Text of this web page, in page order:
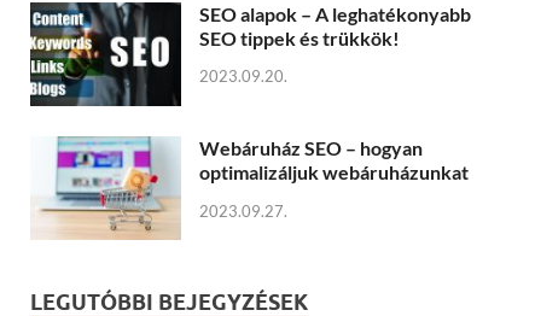
SEO alapok – A leghatékonyabb
SEO tippek és trükkök!
2023.09.20.
Webáruház SEO – hogyan
optimalizáljuk webáruházunkat
2023.09.27.
LEGUTÓBBI BEJEGYZÉSEK